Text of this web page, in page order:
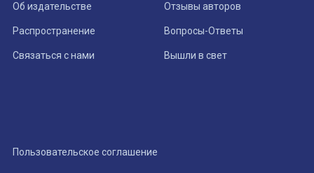
Об издательстве Отзывы авторов
Распространение Вопросы-Ответы
Связаться с нами Вышли в свет
Пользовательское соглашение